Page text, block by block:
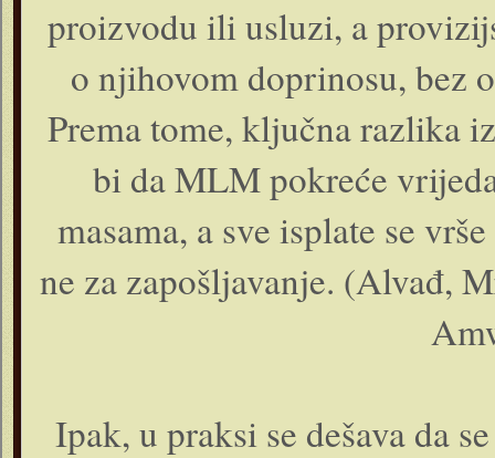
proizvodu ili usluzi, a
o njihovom doprinosu, bez
Prema tome, ključna razlika
bi da MLM pokreće
masama, a sve isplate se
ne za zapošljavanje. (Alvađ,
Ipak, u praksi se dešava da